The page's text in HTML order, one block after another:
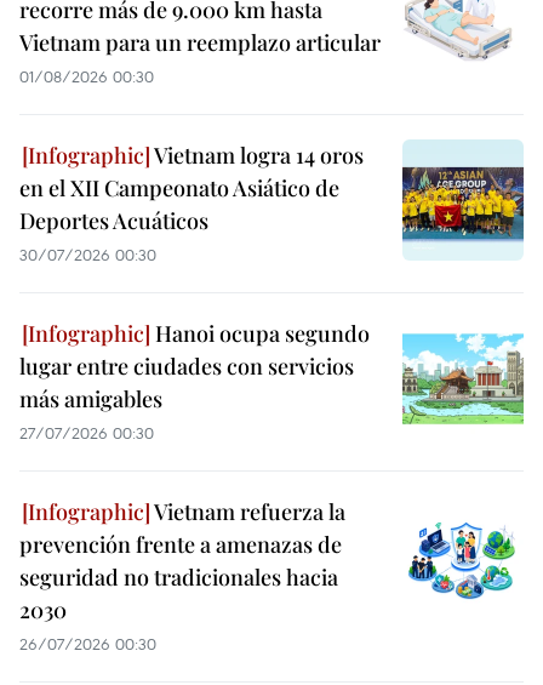
recorre más de 9.000 km hasta
Vietnam para un reemplazo articular
01/08/2026 00:30
Vietnam logra 14 oros
en el XII Campeonato Asiático de
Deportes Acuáticos
30/07/2026 00:30
Hanoi ocupa segundo
lugar entre ciudades con servicios
más amigables
27/07/2026 00:30
Vietnam refuerza la
prevención frente a amenazas de
seguridad no tradicionales hacia
2030
26/07/2026 00:30